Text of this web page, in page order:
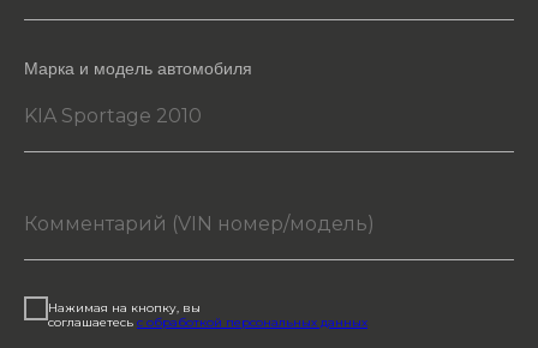
Марка и модель автомобиля
Нажимая на кнопку, вы
соглашаетесь с обработкой персональных данных